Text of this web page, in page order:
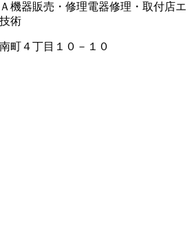
機器販売・修理電器修理・取付店エ
術
町４丁目１０－１０